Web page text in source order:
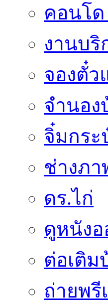
คอนโ
งานบริ
จองตั๋ว
จำนอง
จิ๋มกระ
ช่างภา
ดร.ไก่
ดูหนัง
ต่อเติม
ถ่ายพรี